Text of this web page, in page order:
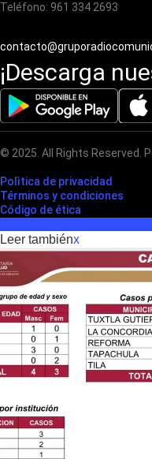
Teléfono: 961 334 2693
¡Descarga
© 2025. All Rights Reserved.
Polìtica de privacidad
Términos y condiciones
Código de ética
Leer tambiénx